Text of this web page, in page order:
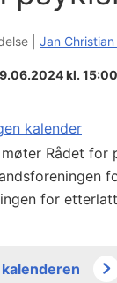
| Jan Christian
kl.
kalender
Rådet for
for